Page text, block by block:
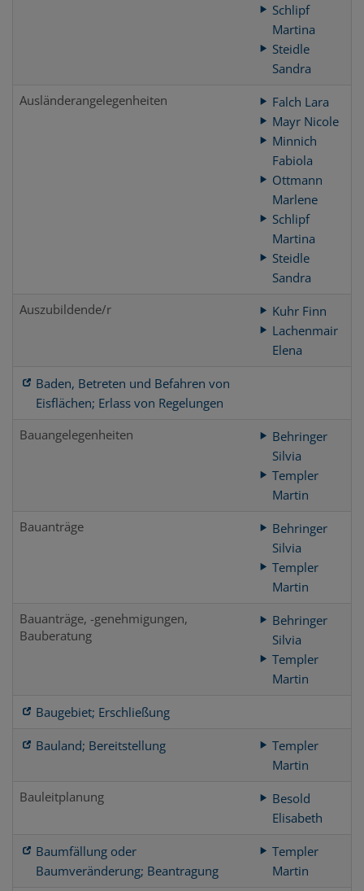
Schlipf
Martina
Steidle
Sandra
Ausländerangelegenheiten
Falch Lara
Mayr Nicole
Minnich
Fabiola
Ottmann
Marlene
Schlipf
Martina
Steidle
Sandra
Auszubildende/r
Kuhr Finn
Lachenmair
Elena
Baden, Betreten und Befahren von
Eisflächen; Erlass von Regelungen
Bauangelegenheiten
Behringer
Silvia
Templer
Martin
Bauanträge
Behringer
Silvia
Templer
Martin
Bauanträge, -genehmigungen,
Bauberatung
Behringer
Silvia
Templer
Martin
Baugebiet; Erschließung
Bauland; Bereitstellung
Templer
Martin
Bauleitplanung
Besold
Elisabeth
Baumfällung oder
Baumveränderung; Beantragung
Templer
Martin